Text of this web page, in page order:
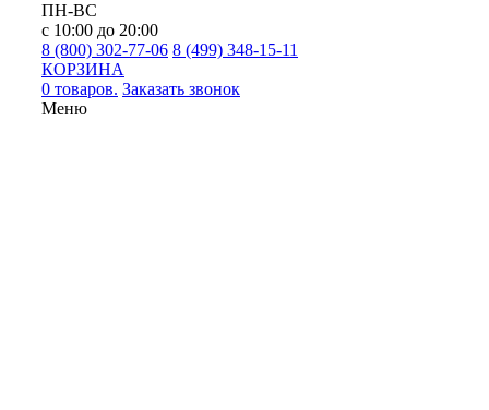
ПН-ВС
с 10:00 до 20:00
8 (800) 302-77-06 8 (499) 348-15-11
КОРЗИНА
0 товаров. Заказать звонок
Меню